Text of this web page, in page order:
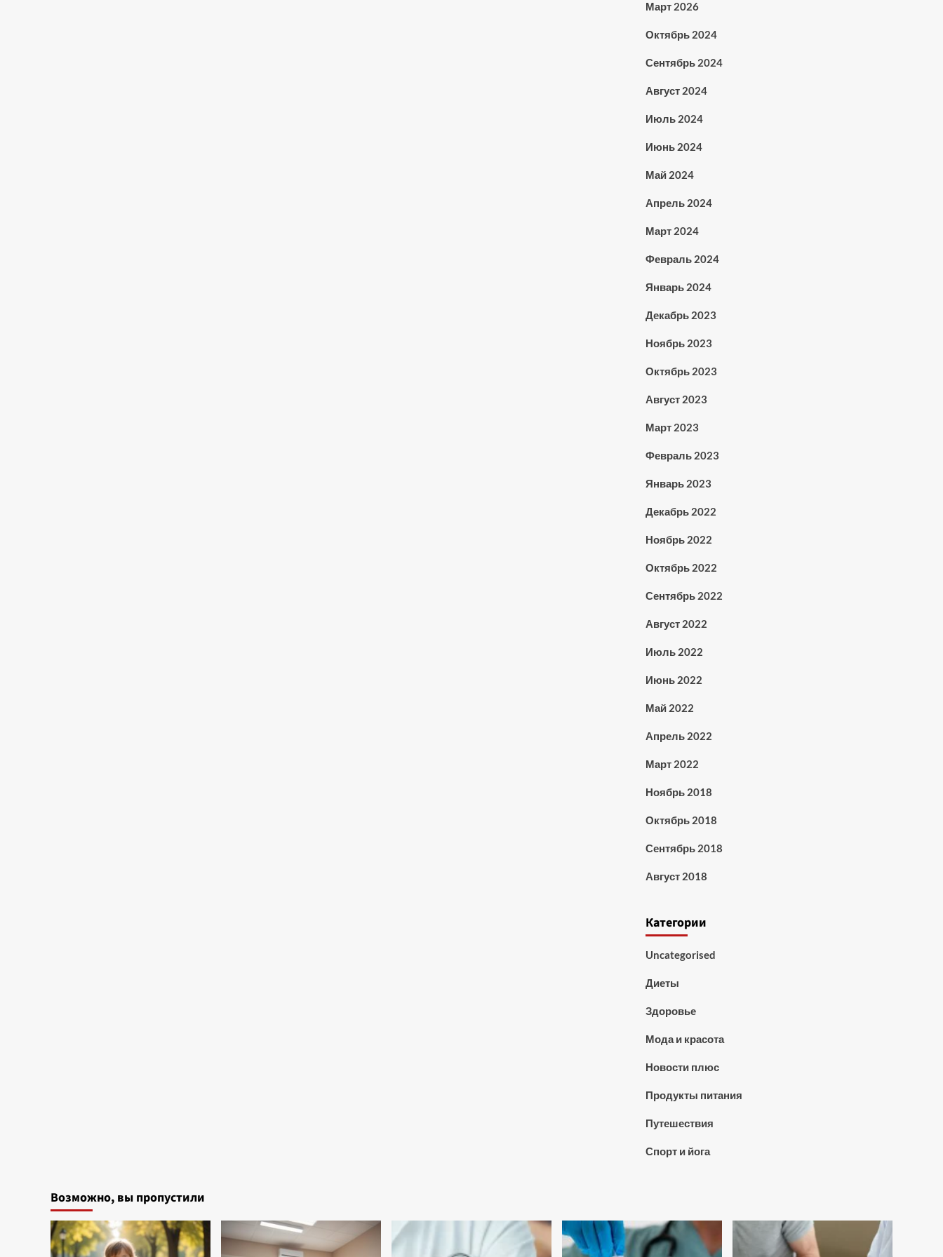
Март 2026
Октябрь 2024
Сентябрь 2024
Август 2024
Июль 2024
Июнь 2024
Май 2024
Апрель 2024
Март 2024
Февраль 2024
Январь 2024
Декабрь 2023
Ноябрь 2023
Октябрь 2023
Август 2023
Март 2023
Февраль 2023
Январь 2023
Декабрь 2022
Ноябрь 2022
Октябрь 2022
Сентябрь 2022
Август 2022
Июль 2022
Июнь 2022
Май 2022
Апрель 2022
Март 2022
Ноябрь 2018
Октябрь 2018
Сентябрь 2018
Август 2018
Категории
Uncategorised
Диеты
Здоровье
Мода и красота
Новости плюс
Продукты питания
Путешествия
Спорт и йога
Возможно, вы пропустили